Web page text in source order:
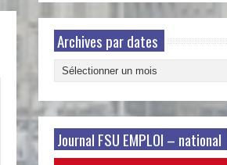
Archives par dates
Archives
par
dates
Journal FSU EMPLOI – national